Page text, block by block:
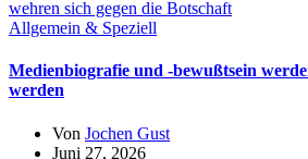
Allgemein & Speziell
Medienbiografie und -bewußtsein
werden
Von Jochen Gust
Juni 27, 2026